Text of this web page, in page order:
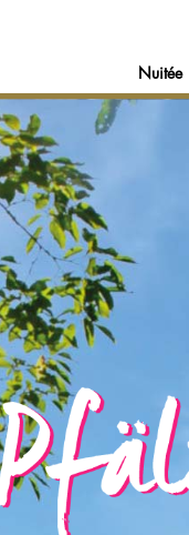
Nuitée